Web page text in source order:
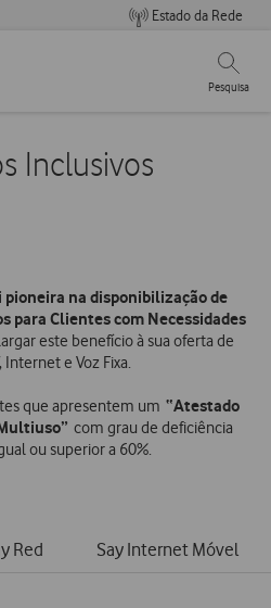
Estado da Rede
Pesquisa
Inclusivos
na disponibilização de
para Clientes com Necessidades
este benefício à sua oferta de
Internet e Voz Fixa.
que apresentem um “Atestado
com grau de deficiência
ou superior a 60%.
Red Say Internet Móvel